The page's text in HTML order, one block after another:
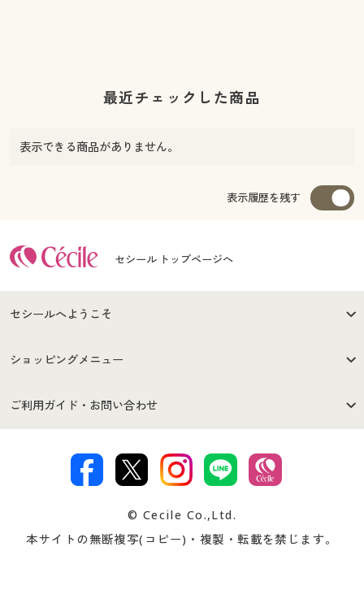
最近チェックした商品
表示できる商品がありません。
表示履歴を残す
セシール トップページへ
セシールへようこそ
はじめての方へ
セシールご利用規約
著作権・商標について 会社案内
ショッピングメニュー
商品カテゴリ
プレゼント＆キャンペーン サイトマップ
ご利用ガイド・お問い合わせ
交換・返品は お支払は
ついて
忘れの場合
© Cecile Co.,Ltd.
本サイトの無断複写(コピー)・複製・転載を禁じます。